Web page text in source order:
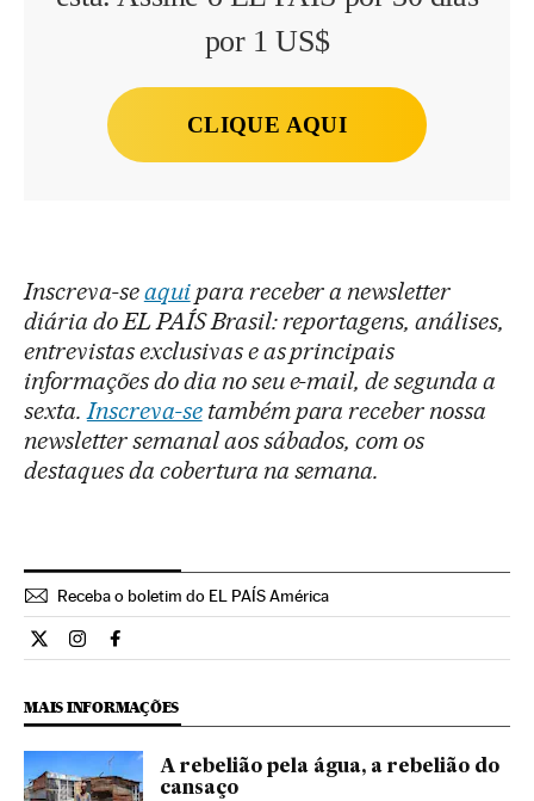
por 1 US$
CLIQUE AQUI
Inscreva-seaquipara receber a newsletter
diária do EL PAÍS Brasil: reportagens, análises,
entrevistas exclusivas e as principais
informações do dia no seu e-mail, de segunda a
sexta. Inscreva-setambém para receber nossa
newsletter semanal aos sábados, com os
destaques da cobertura na semana.
Receba o boletim do EL PAÍS América
Internacional El País Brasil en Twitter
Internacional El País Brasil en Instagram
Internacional El País Brasil en Facebook
MAIS INFORMAÇÕES
A rebelião pela água, a rebelião do
cansaço